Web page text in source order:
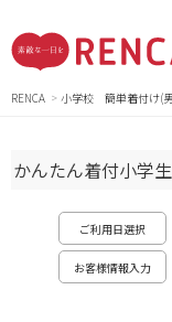
RENCA 小学校 簡単着付け(
かんたん着付小学
ご利用日選択
お客様情報入力